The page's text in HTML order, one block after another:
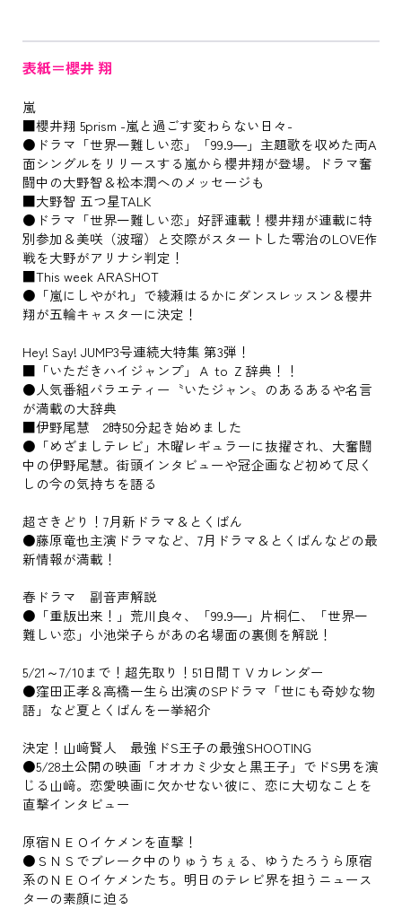
表紙＝櫻井 翔
嵐
■櫻井翔 5prism -嵐と過ごす変わらない日々-
●ドラマ「世界一難しい恋」「99.9―」主題歌を収めた両A
面シングルをリリースする嵐から櫻井翔が登場。ドラマ奮
闘中の大野智＆松本潤へのメッセージも
■大野智 五つ星TALK
●ドラマ「世界一難しい恋」好評連載！櫻井翔が連載に特
別参加＆美咲（波瑠）と交際がスタートした零治のLOVE作
戦を大野がアリナシ判定！
■This week ARASHOT
●「嵐にしやがれ」で綾瀬はるかにダンスレッスン＆櫻井
翔が五輪キャスターに決定！
Hey! Say! JUMP3号連続大特集 第3弾！
■「いただきハイジャンプ」Ａ to Ｚ辞典！！
●人気番組バラエティー〝いたジャン〟のあるあるや名言
が満載の大辞典
■伊野尾慧 2時50分起き始めました
●「めざましテレビ」木曜レギュラーに抜擢され、大奮闘
中の伊野尾慧。街頭インタビューや冠企画など初めて尽く
しの今の気持ちを語る
超さきどり！7月新ドラマ＆とくばん
●藤原竜也主演ドラマなど、7月ドラマ＆とくばんなどの最
新情報が満載！
春ドラマ 副音声解説
●「重版出来！」荒川良々、「99.9―」片桐仁、「世界一
難しい恋」小池栄子らがあの名場面の裏側を解説！
5/21～7/10まで！超先取り！51日間ＴＶカレンダー
●窪田正孝＆高橋一生ら出演のSPドラマ「世にも奇妙な物
語」など夏とくばんを一挙紹介
決定！山﨑賢人 最強ドS王子の最強SHOOTING
●5/28土公開の映画「オオカミ少女と黒王子」でドS男を演
じる山﨑。恋愛映画に欠かせない彼に、恋に大切なことを
直撃インタビュー
原宿ＮＥＯイケメンを直撃！
●ＳＮＳでブレーク中のりゅうちぇる、ゆうたろうら原宿
系のＮＥＯイケメンたち。明日のテレビ界を担うニュース
ターの素顔に迫る